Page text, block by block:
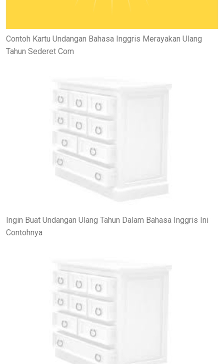
Contoh Kartu Undangan Bahasa Inggris Merayakan Ulang
Tahun Sederet Com
Ingin Buat Undangan Ulang Tahun Dalam Bahasa Inggris Ini
Contohnya